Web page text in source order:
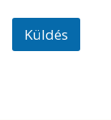
Küldés